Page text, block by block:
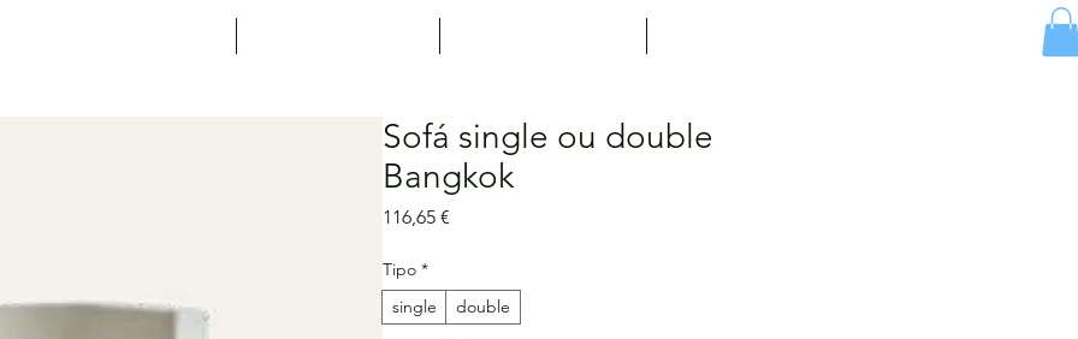
Sofá single ou double
Bangkok
116,65 €
Tipo *
single
double